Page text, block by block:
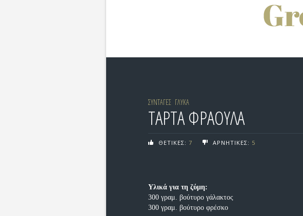
ΣΥΝΤΑΓΕΣ ΓΛΥΚΑ
ΤΑΡΤΑ ΦΡΑΟΥΛΑ
ΘΕΤΙΚΕΣ: 7 ΑΡΝΗΤΙΚΕΣ: 5
Υλικά για τη ζύμη:
300 γραμ. βούτυρο γάλακτος
300 γραμ. βούτυρο φρέσκο